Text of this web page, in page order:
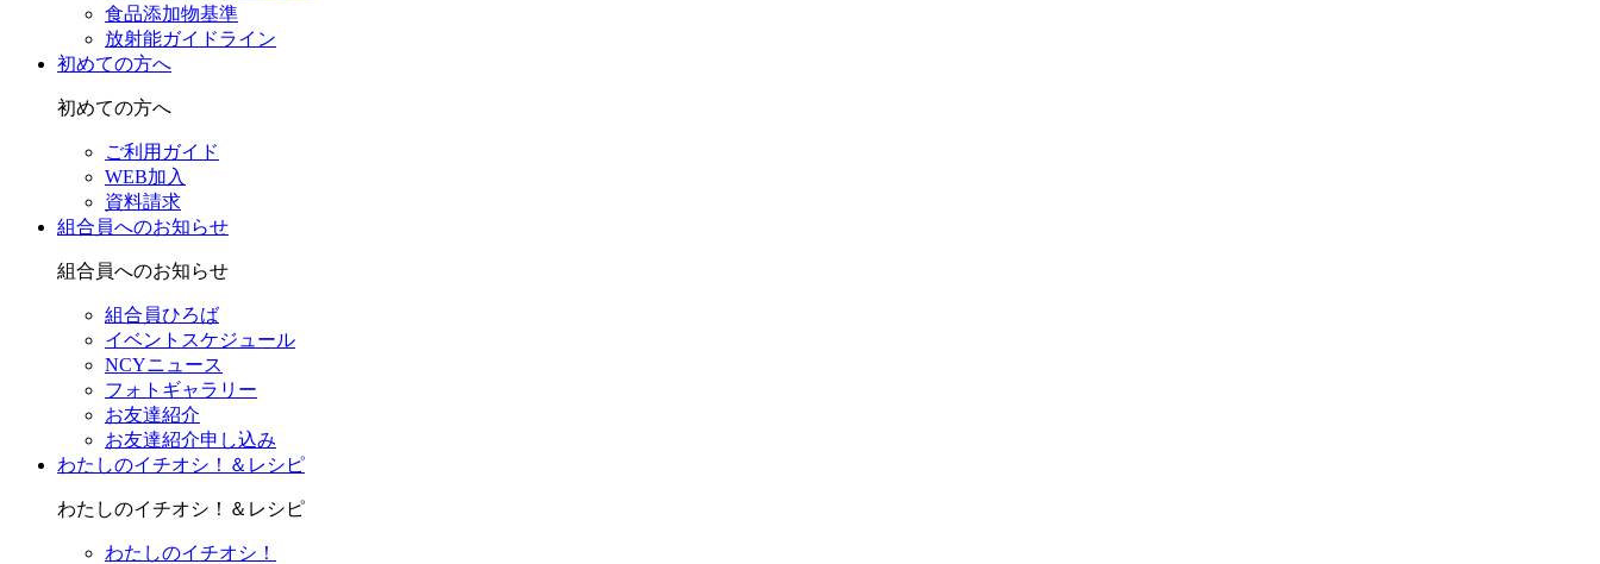
食品添加物基準
放射能ガイドライン
初めての方へ
初めての方へ
ご利用ガイド
WEB加入
資料請求
組合員へのお知らせ
組合員へのお知らせ
組合員ひろば
イベントスケジュール
NCYニュース
フォトギャラリー
お友達紹介
お友達紹介申し込み
わたしのイチオシ！＆レシピ
わたしのイチオシ！＆レシピ
わたしのイチオシ！